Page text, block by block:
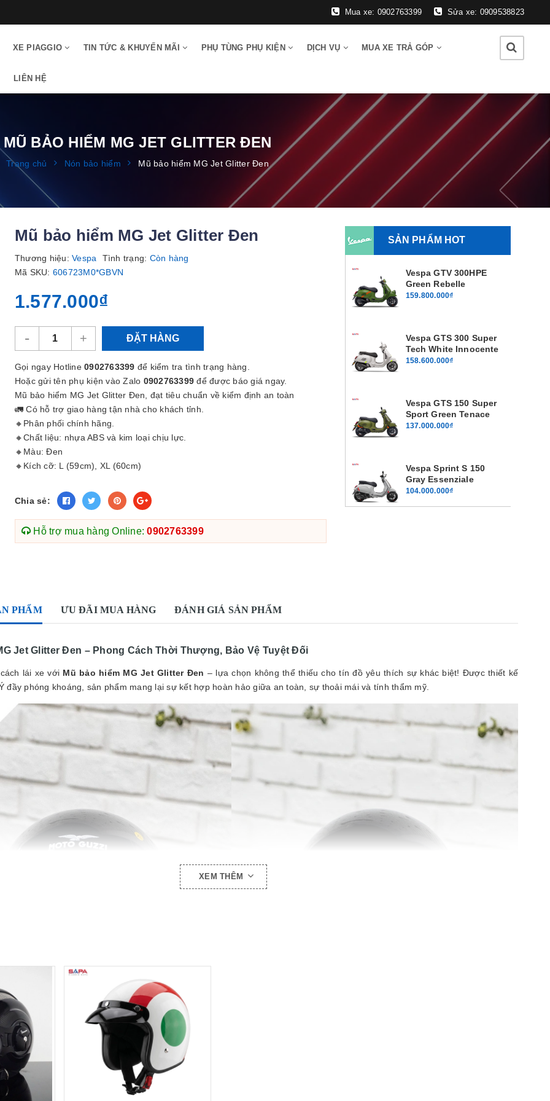
Sửa xe: 0909538823
Mua xe: 0902763399
XE PIAGGIO TIN TỨC & KHUYẾN MÃI PHỤ TÙNG PHỤ KIỆN DỊCH VỤ MUA XE TRẢ GÓP
LIÊN HỆ
MŨ BẢO HIỂM MG JET GLITTER ĐEN
Trang chủ Nón bảo hiểm Mũ bảo hiểm MG Jet Glitter Đen
Mũ bảo hiểm MG Jet Glitter Đen
Thương hiệu: Vespa Tình trạng: Còn hàng
Mã SKU: 606723M0*GBVN
1.577.000₫
- + ĐẶT HÀNG
Gọi ngay Hotline0902763399 để kiểm tra tình trạng hàng.
Hoặc gửi tên phụ kiện vào Zalo 0902763399 để được báo giá ngay.
Mũ bảo hiểm MG Jet Glitter Đen, đạt tiêu chuẩn về kiểm định an toàn
🚛 Có hỗ trợ giao hàng tận nhà cho khách tỉnh.
🔸Phân phối chính hãng.
🔸Chất liệu: nhựa ABS và kim loại chịu lực.
🔸Màu: Đen
🔸Kích cỡ: L (59cm), XL (60cm)
Chia sẻ:
Hỗ trợ mua hàng Online:0902763399
SẢN PHẨM HOT
Vespa GTV 300HPE
Green Rebelle
159.800.000₫
Vespa GTS 300 Super
Tech White Innocente
158.600.000₫
Vespa GTS 150 Super
Sport Green Tenace
137.000.000₫
Vespa Sprint S 150
Gray Essenziale
104.000.000₫
PHẨM ƯU ĐÃI MUA HÀNG ĐÁNH GIÁ SẢN PHẨM
Jet Glitter Đen – Phong Cách Thời Thượng, Bảo Vệ Tuyệt Đối
lái xe với Mũ bảo hiểm MG Jet GlitterĐen – lựa chọn không thể thiếu cho tín đồ yêu thích sự khác biệt! Được thiết kế
đầy phóng khoáng, sản phẩm mang lại sự kết hợp hoàn hảo giữa an toàn, sự thoải mái và tính thẩm mỹ.
XEM THÊM